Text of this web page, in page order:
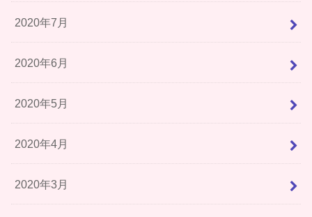
2020年7月
2020年6月
2020年5月
2020年4月
2020年3月